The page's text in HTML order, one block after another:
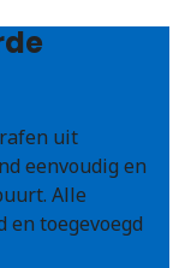
uit
eenvoudig en
Alle
toegevoegd